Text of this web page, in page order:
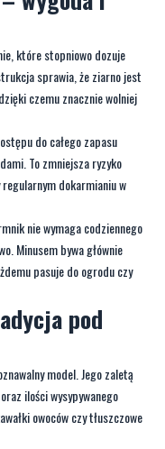
sprawia, że ziarno jest
czemu znacznie wolniej
do całego zapasu
To zmniejsza ryzyko
dokarmianiu w
nie wymaga codziennego
Minusem bywa głównie
pasuje do ogrodu czy
pod
model. Jego zaletą
ilości wysypywanego
owoców czy tłuszczowe
czy wiejski krajobraz.
jest narażony na deszcz,
jest niebezpieczne dla